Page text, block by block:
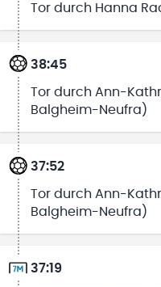
Tor durch Hanna
38:45
Tor durch Ann-
Balgheim-Neufra)
37:52
Tor durch Ann-
Balgheim-Neufra)
37:19